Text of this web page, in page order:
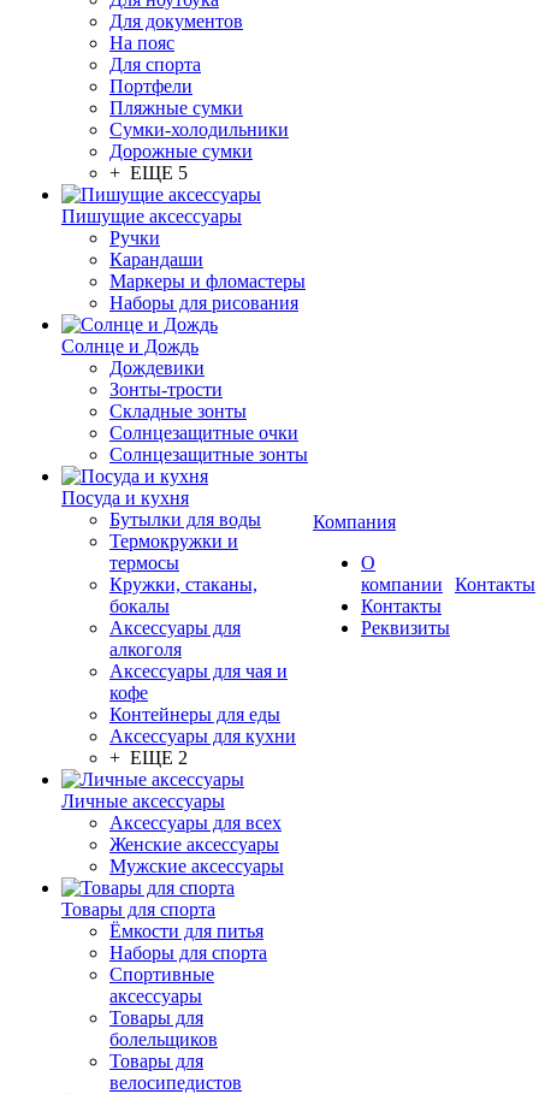
Для документов
На пояс
Для спорта
Портфели
Пляжные сумки
Сумки-холодильники
Дорожные сумки
+ ЕЩЕ 5
Пишущие аксессуары
Ручки
Карандаши
Маркеры и фломастеры
Наборы для рисования
Солнце и Дождь
Дождевики
Зонты-трости
Складные зонты
Солнцезащитные очки
Солнцезащитные зонты
Посуда и кухня
Бутылки для воды
Термокружки и
термосы
Кружки, стаканы,
бокалы
Аксессуары для
алкоголя
Аксессуары для чая и
кофе
Контейнеры для еды
Аксессуары для кухни
+ ЕЩЕ 2
Личные аксессуары
Аксессуары для всех
Женские аксессуары
Мужские аксессуары
Товары для спорта
Ёмкости для питья
Наборы для спорта
Спортивные
аксессуары
Товары для
болельщиков
Товары для
велосипедистов
Компания
О
компании
Контакты
Реквизиты
Контакты